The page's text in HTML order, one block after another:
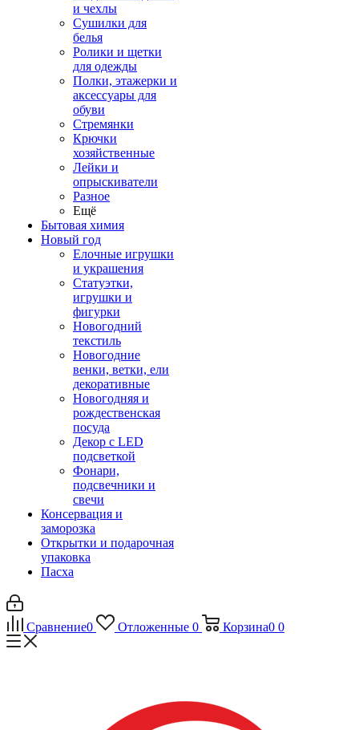
и чехлы
Сушилки для
белья
Ролики и щетки
для одежды
Полки, этажерки и
аксессуары для
обуви
Стремянки
Крючки
хозяйственные
Лейки и
опрыскиватели
Разное
Ещё
Бытовая химия
Новый год
Елочные игрушки
и украшения
Статуэтки,
игрушки и
фигурки
Новогодний
текстиль
Новогодние
венки, ветки, ели
декоративные
Новогодняя и
рождественская
посуда
Декор с LED
подсветкой
Фонари,
подсвечники и
свечи
Консервация и
заморозка
Открытки и подарочная
упаковка
Пасха
Сравнение0 Отложенные 0 Корзина0 0